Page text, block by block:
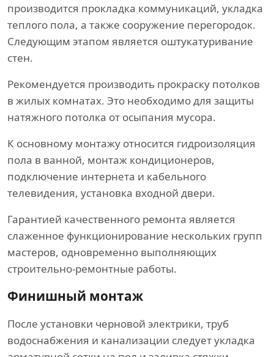
производится прокладка коммуникаций, укладка
теплого пола, а также сооружение перегородок.
Следующим этапом является оштукатуривание
стен.
Рекомендуется производить прокраску потолков
в жилых комнатах. Это необходимо для защиты
натяжного потолка от осыпания мусора.
К основному монтажу относится гидроизоляция
пола в ванной, монтаж кондиционеров,
подключение интернета и кабельного
телевидения, установка входной двери.
Гарантией качественного ремонта является
слаженное функционирование нескольких групп
мастеров, одновременно выполняющих
строительно-ремонтные работы.
Финишный монтаж
После установки черновой электрики, труб
водоснабжения и канализации следует укладка